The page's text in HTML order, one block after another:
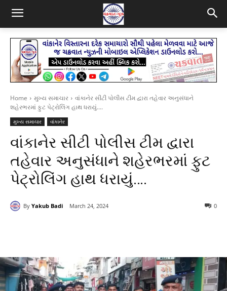
Home મુખ્ય સમાચાર
વાંકાનેર સીટી પોલીસ ટીમ દ્વારા તહેવાર અનુસંધાને
શહેરભરમાં ફુટ પેટ્રોલિંગ હાથ ધરાયું....
મુખ્ય સમાચાર વાંકાનેર
વાંકાનેર સીટી પોલીસ ટીમ દ્વારા
તહેવાર અનુસંધાને શહેરભરમાં ફુટ
પેટ્રોલિંગ હાથ ધરાયું….
By Yakub Badi March 24, 2024 0